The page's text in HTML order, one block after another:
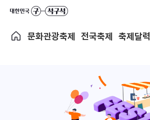
문화관광축제 전국축제 축제달력